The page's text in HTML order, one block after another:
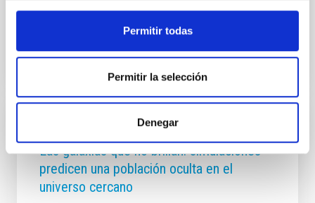
Permitir todas
Permitir la selección
Denegar
Las galaxias que no brillan: simulaciones
predicen una población oculta en el
universo cercano